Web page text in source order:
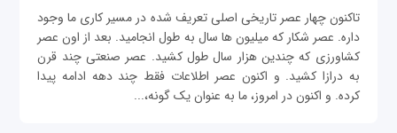
تاکنون چهار عصر تاریخی اصلی تعریف شده در مسیر کاری ما وجود
داره. عصر شکار که میلیون ها سال به طول انجامید. بعد از اون عصر
کشاورزی که چندین هزار سال طول کشید. عصر صنعتی چند قرن
به درازا کشید. و اکنون عصر اطلاعات فقط چند دهه ادامه پیدا
کرده. و اکنون در امروز، ما به عنوان یک گونه،...